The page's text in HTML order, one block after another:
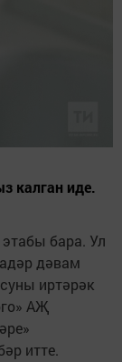
калган иде.
бара. Ул
дәвам
иртәрәк
АҖ
итте.